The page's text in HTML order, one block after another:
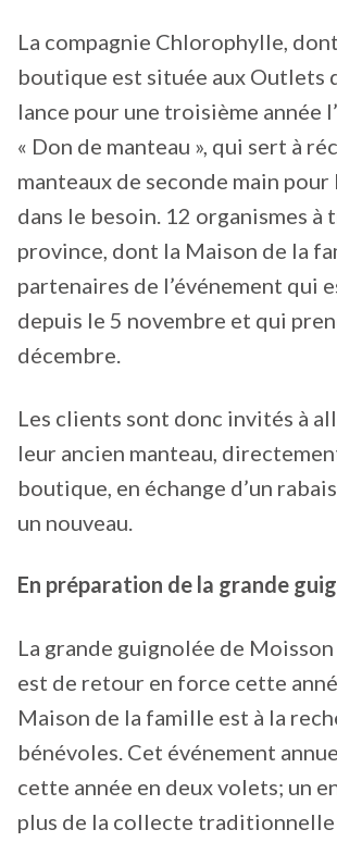
La compagnie Chlorophylle,
boutique est située aux Outlets
lance pour une troisième année
« Don de manteau », qui sert à
manteaux de seconde main pour
dans le besoin. 12 organismes à
province, dont la Maison de la
partenaires de l’événement qui
depuis le 5 novembre et qui
décembre.
Les clients sont donc invités à
leur ancien manteau,
boutique, en échange d’un
un nouveau.
En préparation de la grande
La grande guignolée de
est de retour en force cette
Maison de la famille est à la
bénévoles. Cet événement
cette année en deux volets; un
plus de la collecte traditionnelle